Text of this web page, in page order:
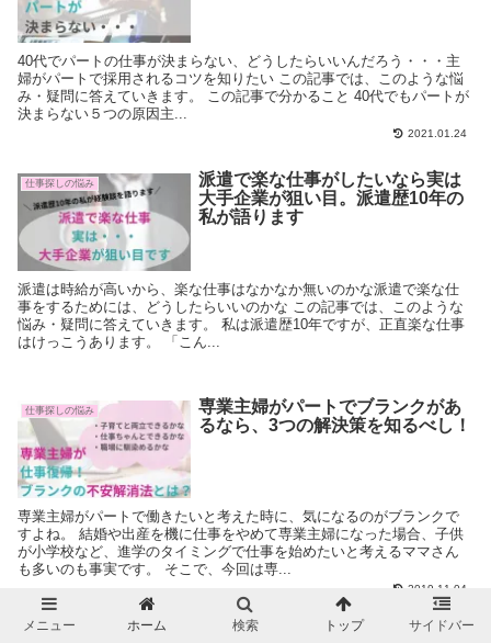
40代でパートの仕事が決まらない、どうしたらいいんだろう・・・主
婦がパートで採用されるコツを知りたい この記事では、このような悩
み・疑問に答えていきます。 この記事で分かること 40代でもパートが
決まらない５つの原因主...
2021.01.24
仕事探しの悩み
派遣で楽な仕事がしたいなら実は
大手企業が狙い目。派遣歴10年の
私が語ります
派遣は時給が高いから、楽な仕事はなかなか無いのかな派遣で楽な仕
事をするためには、どうしたらいいのかな この記事では、このような
悩み・疑問に答えていきます。 私は派遣歴10年ですが、正直楽な仕事
はけっこうあります。 「こん...
仕事探しの悩み
専業主婦がパートでブランクがあ
るなら、3つの解決策を知るべし！
専業主婦がパートで働きたいと考えた時に、気になるのがブランクで
すよね。 結婚や出産を機に仕事をやめて専業主婦になった場合、子供
が小学校など、進学のタイミングで仕事を始めたいと考えるママさん
も多いのも事実です。 そこで、今回は専...
2019.11.04
派遣でスキルが低い私が、大手企
メニュー ホーム 検索 トップ サイドバー